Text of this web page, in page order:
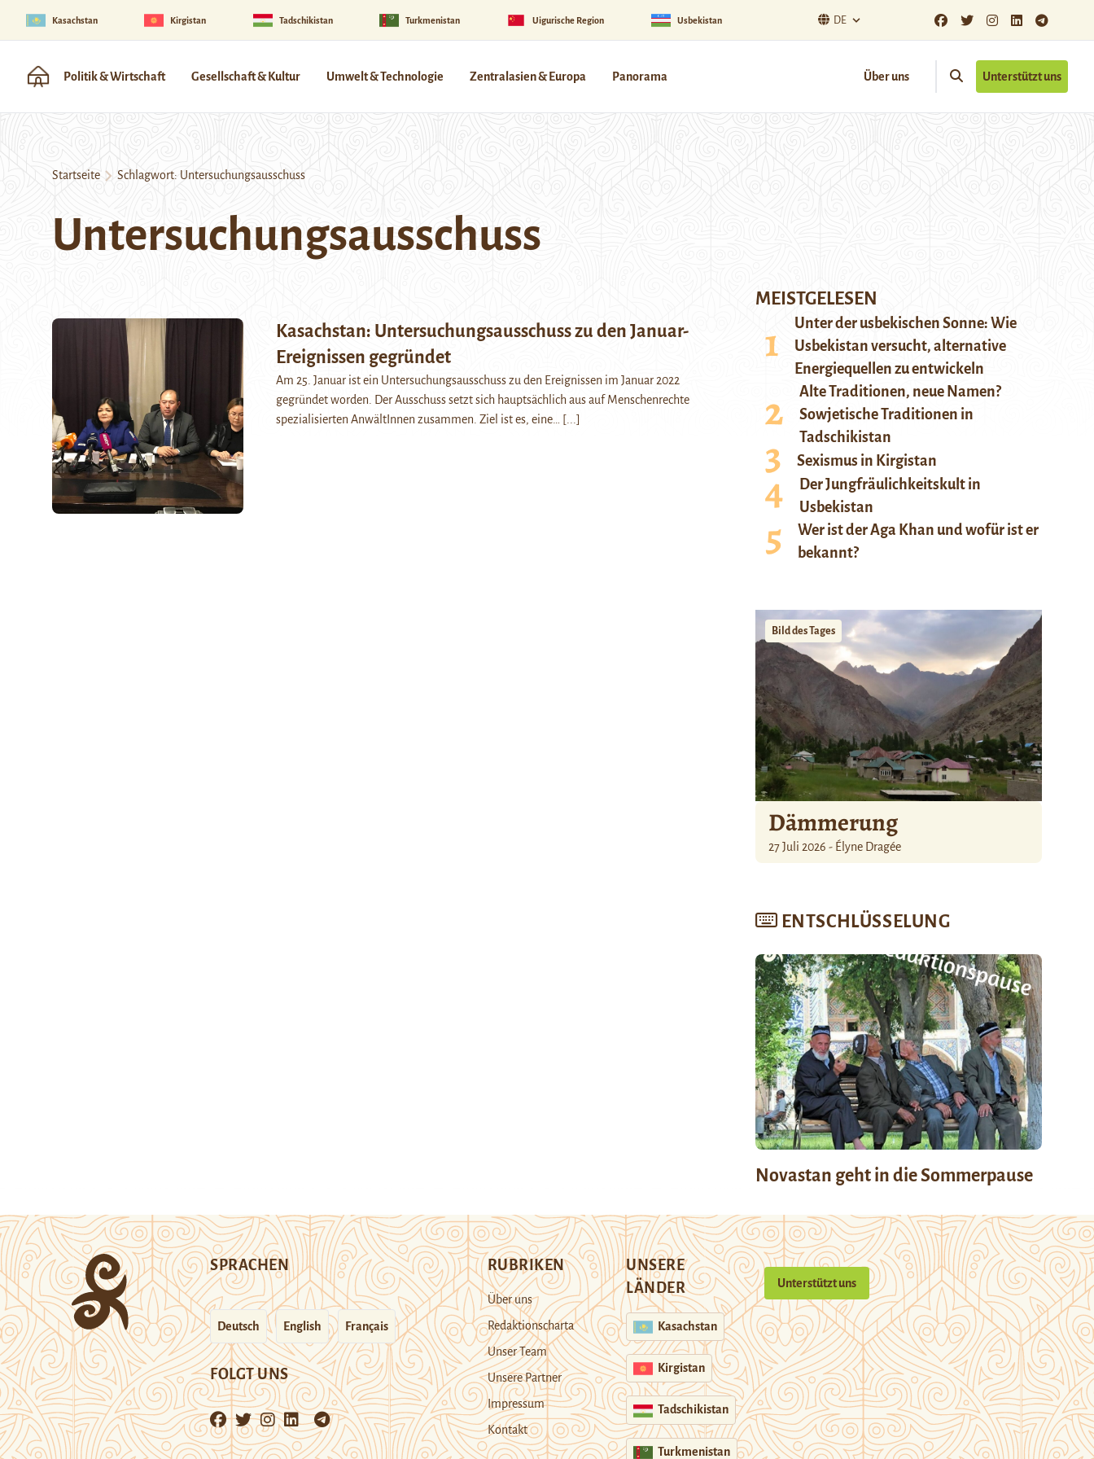
Kasachstan Kirgistan Tadschikistan Turkmenistan Uigurische Region Usbekistan DE
Politik & Wirtschaft Gesellschaft & Kultur Umwelt & Technologie Zentralasien & Europa Panorama Über uns Unterstützt uns
Startseite Schlagwort: Untersuchungsausschuss
Untersuchungsausschuss
Kasachstan: Untersuchungsausschuss zu den Januar-
Ereignissen gegründet
Am 25. Januar ist ein Untersuchungsausschuss zu den Ereignissen im Januar 2022
gegründet worden. Der Ausschuss setzt sich hauptsächlich aus auf Menschenrechte
spezialisierten AnwältInnen zusammen. Ziel ist es, eine…
[...]
MEISTGELESEN
Unter der usbekischen Sonne: Wie
Usbekistan versucht, alternative
Energiequellen zu entwickeln
Alte Traditionen, neue Namen?
Sowjetische Traditionen in
Tadschikistan
Sexismus in Kirgistan
Der Jungfräulichkeitskult in
Usbekistan
Wer ist der Aga Khan und wofür ist er
bekannt?
Bild des Tages
Dämmerung
27 Juli 2026 - Élyne Dragée
ENTSCHLÜSSELUNG
Novastan geht in die Sommerpause
SPRACHEN
Deutsch English Français
FOLGT UNS
RUBRIKEN
Über uns
Redaktionscharta
Unser Team
Unsere Partner
Impressum
Kontakt
UNSERE
LÄNDER
Kasachstan
Kirgistan
Tadschikistan
Turkmenistan
Unterstützt uns